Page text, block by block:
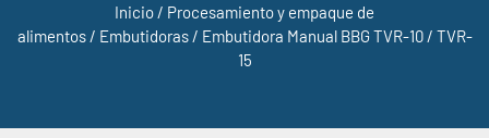
Inicio / Procesamiento y empaque de
alimentos/ Embutidoras/ Embutidora Manual BBG TVR-10 / TVR-
15